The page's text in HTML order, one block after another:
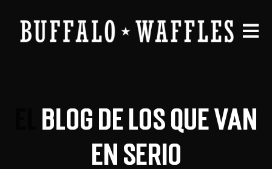
BLOG DE LOS QUE VAN
EN SERIO